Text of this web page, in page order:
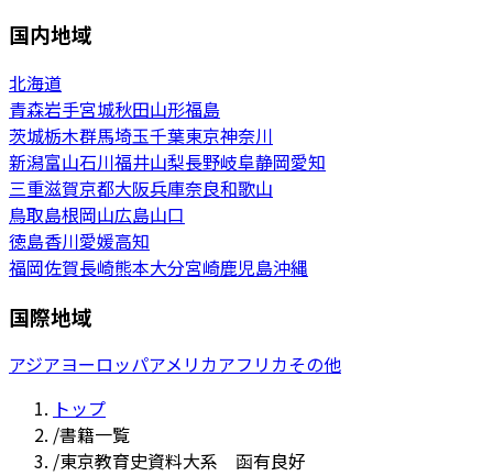
国内地域
北海道
青森岩手宮城秋田山形福島
茨城栃木群馬埼玉千葉東京神奈川
新潟富山石川福井山梨長野岐阜静岡愛知
三重滋賀京都大阪兵庫奈良和歌山
鳥取島根岡山広島山口
徳島香川愛媛高知
福岡佐賀長崎熊本大分宮崎鹿児島沖縄
国際地域
アジアヨーロッパアメリカアフリカその他
トップ
/書籍一覧
/東京教育史資料大系 函有良好